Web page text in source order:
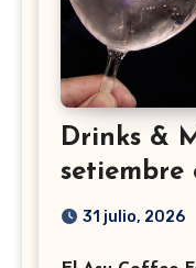
Drinks &
setiembre
31 julio, 2026